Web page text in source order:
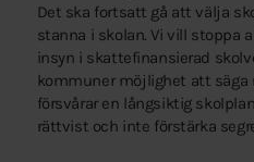
Det ska fortsatt gå att välja
stanna i skolan. Vi vill stoppa
insyn i skattefinansierad
kommuner möjlighet att
försvårar en långsiktig
rättvist och inte förstärka